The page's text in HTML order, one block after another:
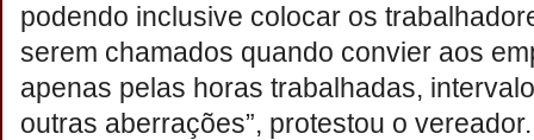
podendo inclusive colocar os
serem chamados quando convier aos
apenas pelas horas trabalhadas,
outras aberrações”, protestou o vereador.